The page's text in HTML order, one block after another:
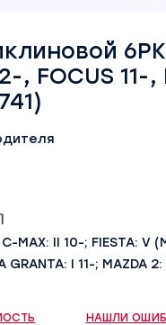
, FOCUS 11-
C-MAX: II 10-; FIESTA: V
GRANTA: I 11-; MAZDA
НАШЛИ